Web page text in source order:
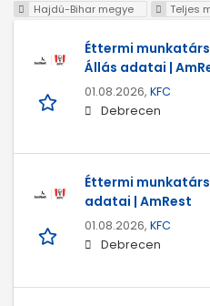
Hajdú-Bihar megye
Teljes
Éttermi
Állás adatai |
01.08.2026, KFC
Debrecen
Éttermi
adatai | AmRest
01.08.2026, KFC
Debrecen